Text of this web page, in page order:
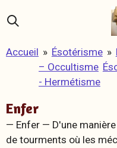
Passer
au
principal
Accueil » Ésotérisme
– Occultisme
- Hermétisme
»
Enfer
— Enfer — D'une
de tourments où les